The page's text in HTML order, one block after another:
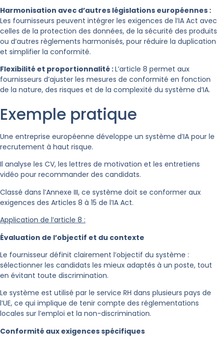
Harmonisation avec d’autres législations européennes :
Les fournisseurs peuvent intégrer les exigences de l’IA Act avec
celles de la protection des données, de la sécurité des produits
ou d’autres règlements harmonisés, pour réduire la duplication
et simplifier la conformité.
Flexibilité et proportionnalité :L’article 8 permet aux
fournisseurs d’ajuster les mesures de conformité en fonction
de la nature, des risques et de la complexité du système d’IA.
Exemple pratique
Une entreprise européenne développe un système d’IA pour le
recrutement à haut risque.
Il analyse les CV, les lettres de motivation et les entretiens
vidéo pour recommander des candidats.
Classé dans l’Annexe III, ce système doit se conformer aux
exigences des Articles 8 à 15 de l’IA Act.
Application de l’article 8 :
Évaluation de l’objectif et du contexte
Le fournisseur définit clairement l’objectif du système :
sélectionner les candidats les mieux adaptés à un poste, tout
en évitant toute discrimination.
Le système est utilisé par le service RH dans plusieurs pays de
l’UE, ce qui implique de tenir compte des réglementations
locales sur l’emploi et la non-discrimination.
Conformité aux exigences spécifiques